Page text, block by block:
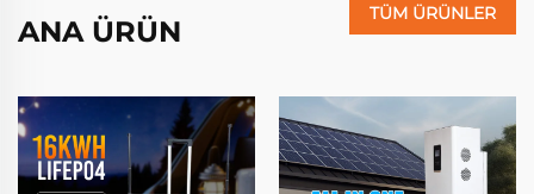
ANA ÜRÜN
TÜM ÜRÜNLER